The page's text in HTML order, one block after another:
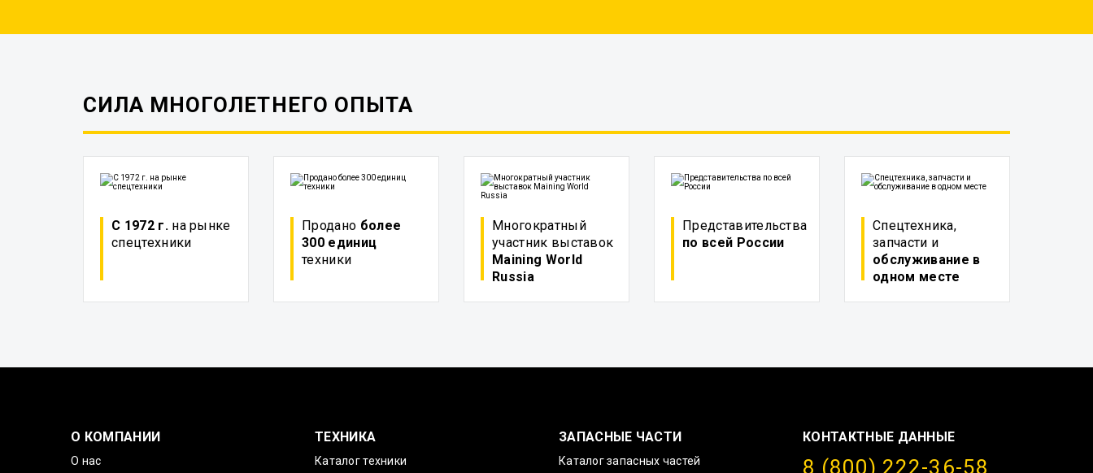
СИЛА МНОГОЛЕТНЕГО ОПЫТА
С 1972 г.на рынке
спецтехники
Продано более
300 единиц
техники
Многократный
участник выставок
Maining World
Russia
Представительства
по всей России
Спецтехника,
запчасти и
обслуживание в
одном месте
О КОМПАНИИ
О нас
ТЕХНИКА
Каталог техники
ЗАПАСНЫЕ ЧАСТИ
Каталог запасных частей
КОНТАКТНЫЕ ДАННЫЕ
8 (800) 222-36-58